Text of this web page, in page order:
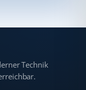
Technik